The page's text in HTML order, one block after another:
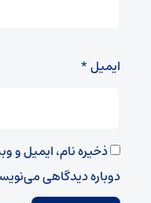
ایمیل*
ذخیره نام، ایمیل و
دوباره دیدگاهی